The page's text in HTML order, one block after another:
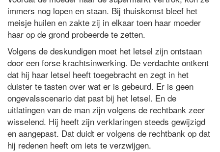
immers nog lopen en staan. Bij thuiskomst bleef het
meisje huilen en zakte zij in elkaar toen haar moeder
haar op de grond probeerde te zetten.
Volgens de deskundigen moet het letsel zijn ontstaan
door een forse krachtsinwerking. De verdachte ontkent
dat hij haar letsel heeft toegebracht en zegt in het
duister te tasten over wat er is gebeurd. Er is geen
ongevalsscenario dat past bij het letsel. En de
uitlatingen van de man zijn volgens de rechtbank zeer
wisselend. Hij heeft zijn verklaringen steeds gewijzigd
en aangepast. Dat duidt er volgens de rechtbank op dat
hij redenen heeft om iets te verzwijgen.